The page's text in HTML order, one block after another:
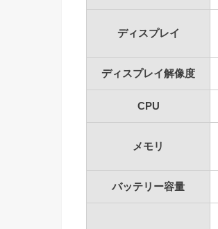
ディスプレイ
ディスプレイ解像度
CPU
メモリ
バッテリー容量